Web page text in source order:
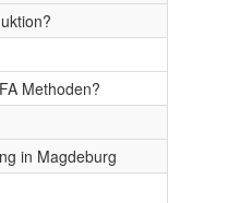
Methoden?
in Magdeburg